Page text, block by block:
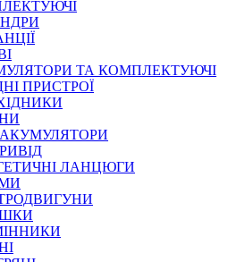
ТА КОМПЛЕКТУЮЧІ
ПРИСТРОЇ
ЛАНЦЮГИ